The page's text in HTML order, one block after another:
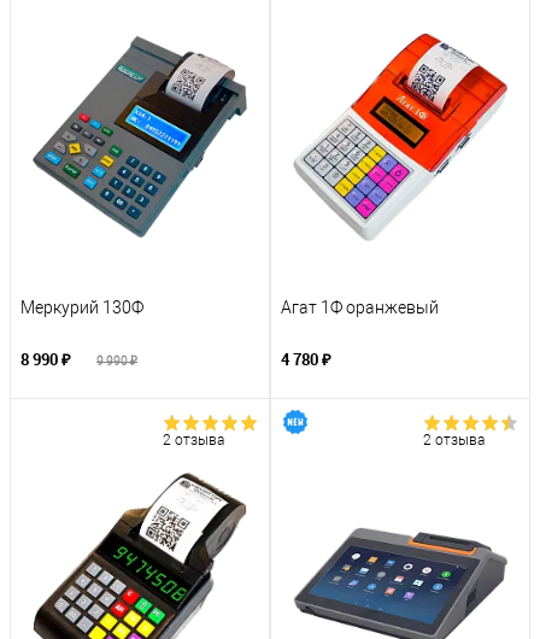
Меркурий 130Ф
8 990 ₽ 9 990 ₽
Агат 1Ф оранжевый
4 780 ₽
2 отзыва 2 отзыва